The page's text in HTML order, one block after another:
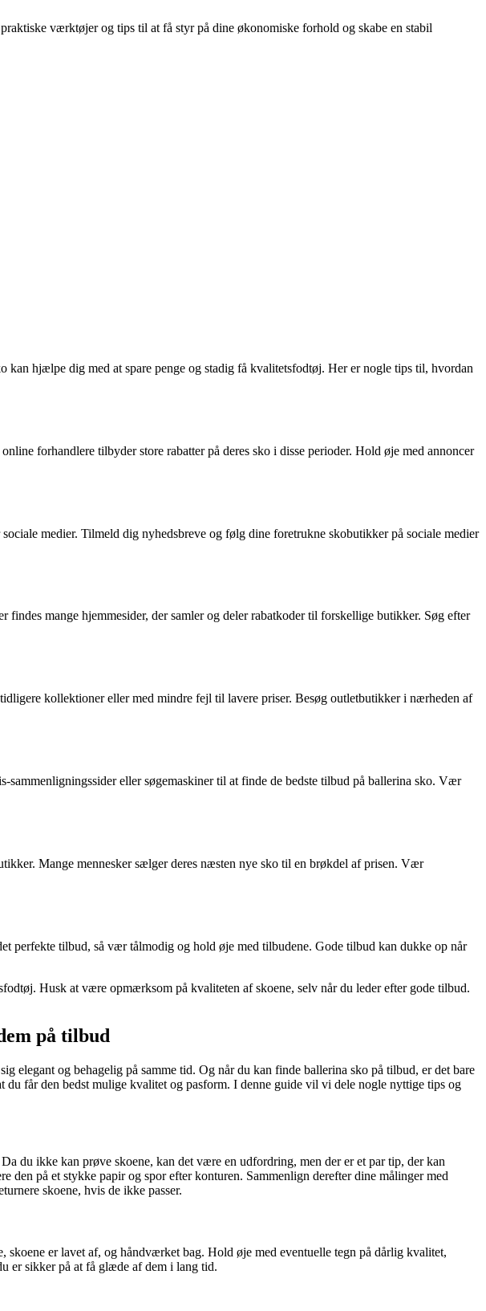
værktøjer og tips til at få styr på dine økonomiske forhold og skabe en stabil
hjælpe dig med at spare penge og stadig få kvalitetsfodtøj. Her er nogle tips til, hvordan
forhandlere tilbyder store rabatter på deres sko i disse perioder. Hold øje med annoncer
medier. Tilmeld dig nyhedsbreve og følg dine foretrukne skobutikker på sociale medier
mange hjemmesider, der samler og deler rabatkoder til forskellige butikker. Søg efter
kollektioner eller med mindre fejl til lavere priser. Besøg outletbutikker i nærheden af
eller søgemaskiner til at finde de bedste tilbud på ballerina sko. Vær
Mange mennesker sælger deres næsten nye sko til en brøkdel af prisen. Vær
perfekte tilbud, så vær tålmodig og hold øje med tilbudene. Gode tilbud kan dukke op når
Husk at være opmærksom på kvaliteten af skoene, selv når du leder efter gode tilbud.
på tilbud
elegant og behagelig på samme tid. Og når du kan finde ballerina sko på tilbud, er det bare
får den bedst mulige kvalitet og pasform. I denne guide vil vi dele nogle nyttige tips og
du ikke kan prøve skoene, kan det være en udfordring, men der er et par tip, der kan
på et stykke papir og spor efter konturen. Sammenlign derefter dine målinger med
skoene, hvis de ikke passer.
er lavet af, og håndværket bag. Hold øje med eventuelle tegn på dårlig kvalitet,
er sikker på at få glæde af dem i lang tid.